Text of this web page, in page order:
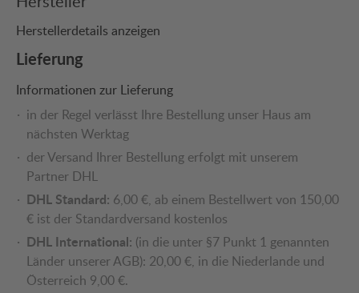
Herstellerdetails anzeigen
Lieferung
Informationen zur Lieferung
in der Regel verlässt Ihre Bestellung unser Haus am
nächsten Werktag
der Versand Ihrer Bestellung erfolgt mit unserem
Partner DHL
DHL Standard: 6,00 €, ab einem Bestellwert von 150,00
€ ist der Standardversand kostenlos
DHL International: (in die unter §7 Punkt 1 genannten
Länder unserer AGB): 20,00 €, in die Niederlande und
Österreich 9,00 €.